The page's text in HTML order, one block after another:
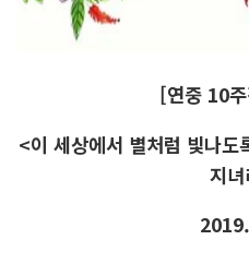
[연중 10
<이 세상에서 별처럼 빛나도
지